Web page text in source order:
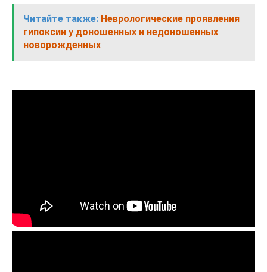
Читайте также: Неврологические проявления
гипоксии у доношенных и недоношенных
новорожденных